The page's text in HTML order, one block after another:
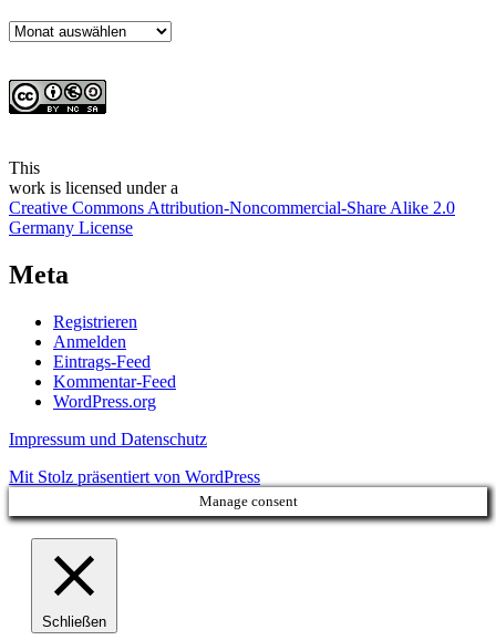
Archiv
This
work is licensed under a
Creative Commons Attribution-Noncommercial-Share Alike 2.0
Germany License
Meta
Registrieren
Anmelden
Eintrags-Feed
Kommentar-Feed
WordPress.org
Impressum und Datenschutz
Mit Stolz präsentiert von WordPress
Manage consent
Schließen